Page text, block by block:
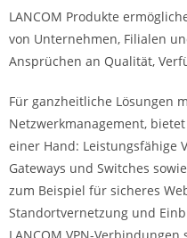
LANCOM Produkte
von Unternehmen, Filialen
Ansprüchen an Qualität,
Für ganzheitliche Lösungen
Netzwerkmanagement,
einer Hand: Leistungsfähige
Gateways und Switches
zum Beispiel für sicheres
Standortvernetzung und